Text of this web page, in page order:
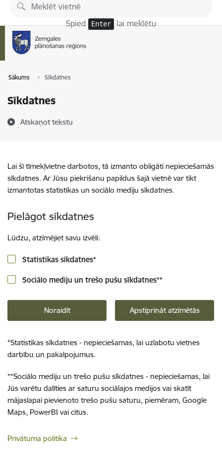
Pāriet uz lapas saturu
Spied Enter lai meklētu
Sākums Sīkdatnes
Sīkdatnes
Atskaņot tekstu
Lai šī tīmekļvietne darbotos, tā izmanto obligāti nepieciešamās
sīkdatnes. Ar Jūsu piekrišanu papildus šajā vietnē var tikt
izmantotas statistikas un sociālo mediju sīkdatnes.
Pielāgot sīkdatnes
Lūdzu, atzīmējiet savu izvēli:
Statistikas sīkdatnes*
Sociālo mediju un trešo pušu sīkdatnes**
Noraidīt Apstiprināt atzīmētās
*Statistikas sīkdatnes - nepieciešamas, lai uzlabotu vietnes
darbību un pakalpojumus.
**Sociālo mediju un trešo pušu sīkdatnes - nepieciešamas, lai
Jūs varētu dalīties ar saturu sociālajos medijos vai skatīt
mājaslapai pievienoto trešo pušu saturu, piemēram, Google
Maps, PowerBI vai citus.
Privātuma politika